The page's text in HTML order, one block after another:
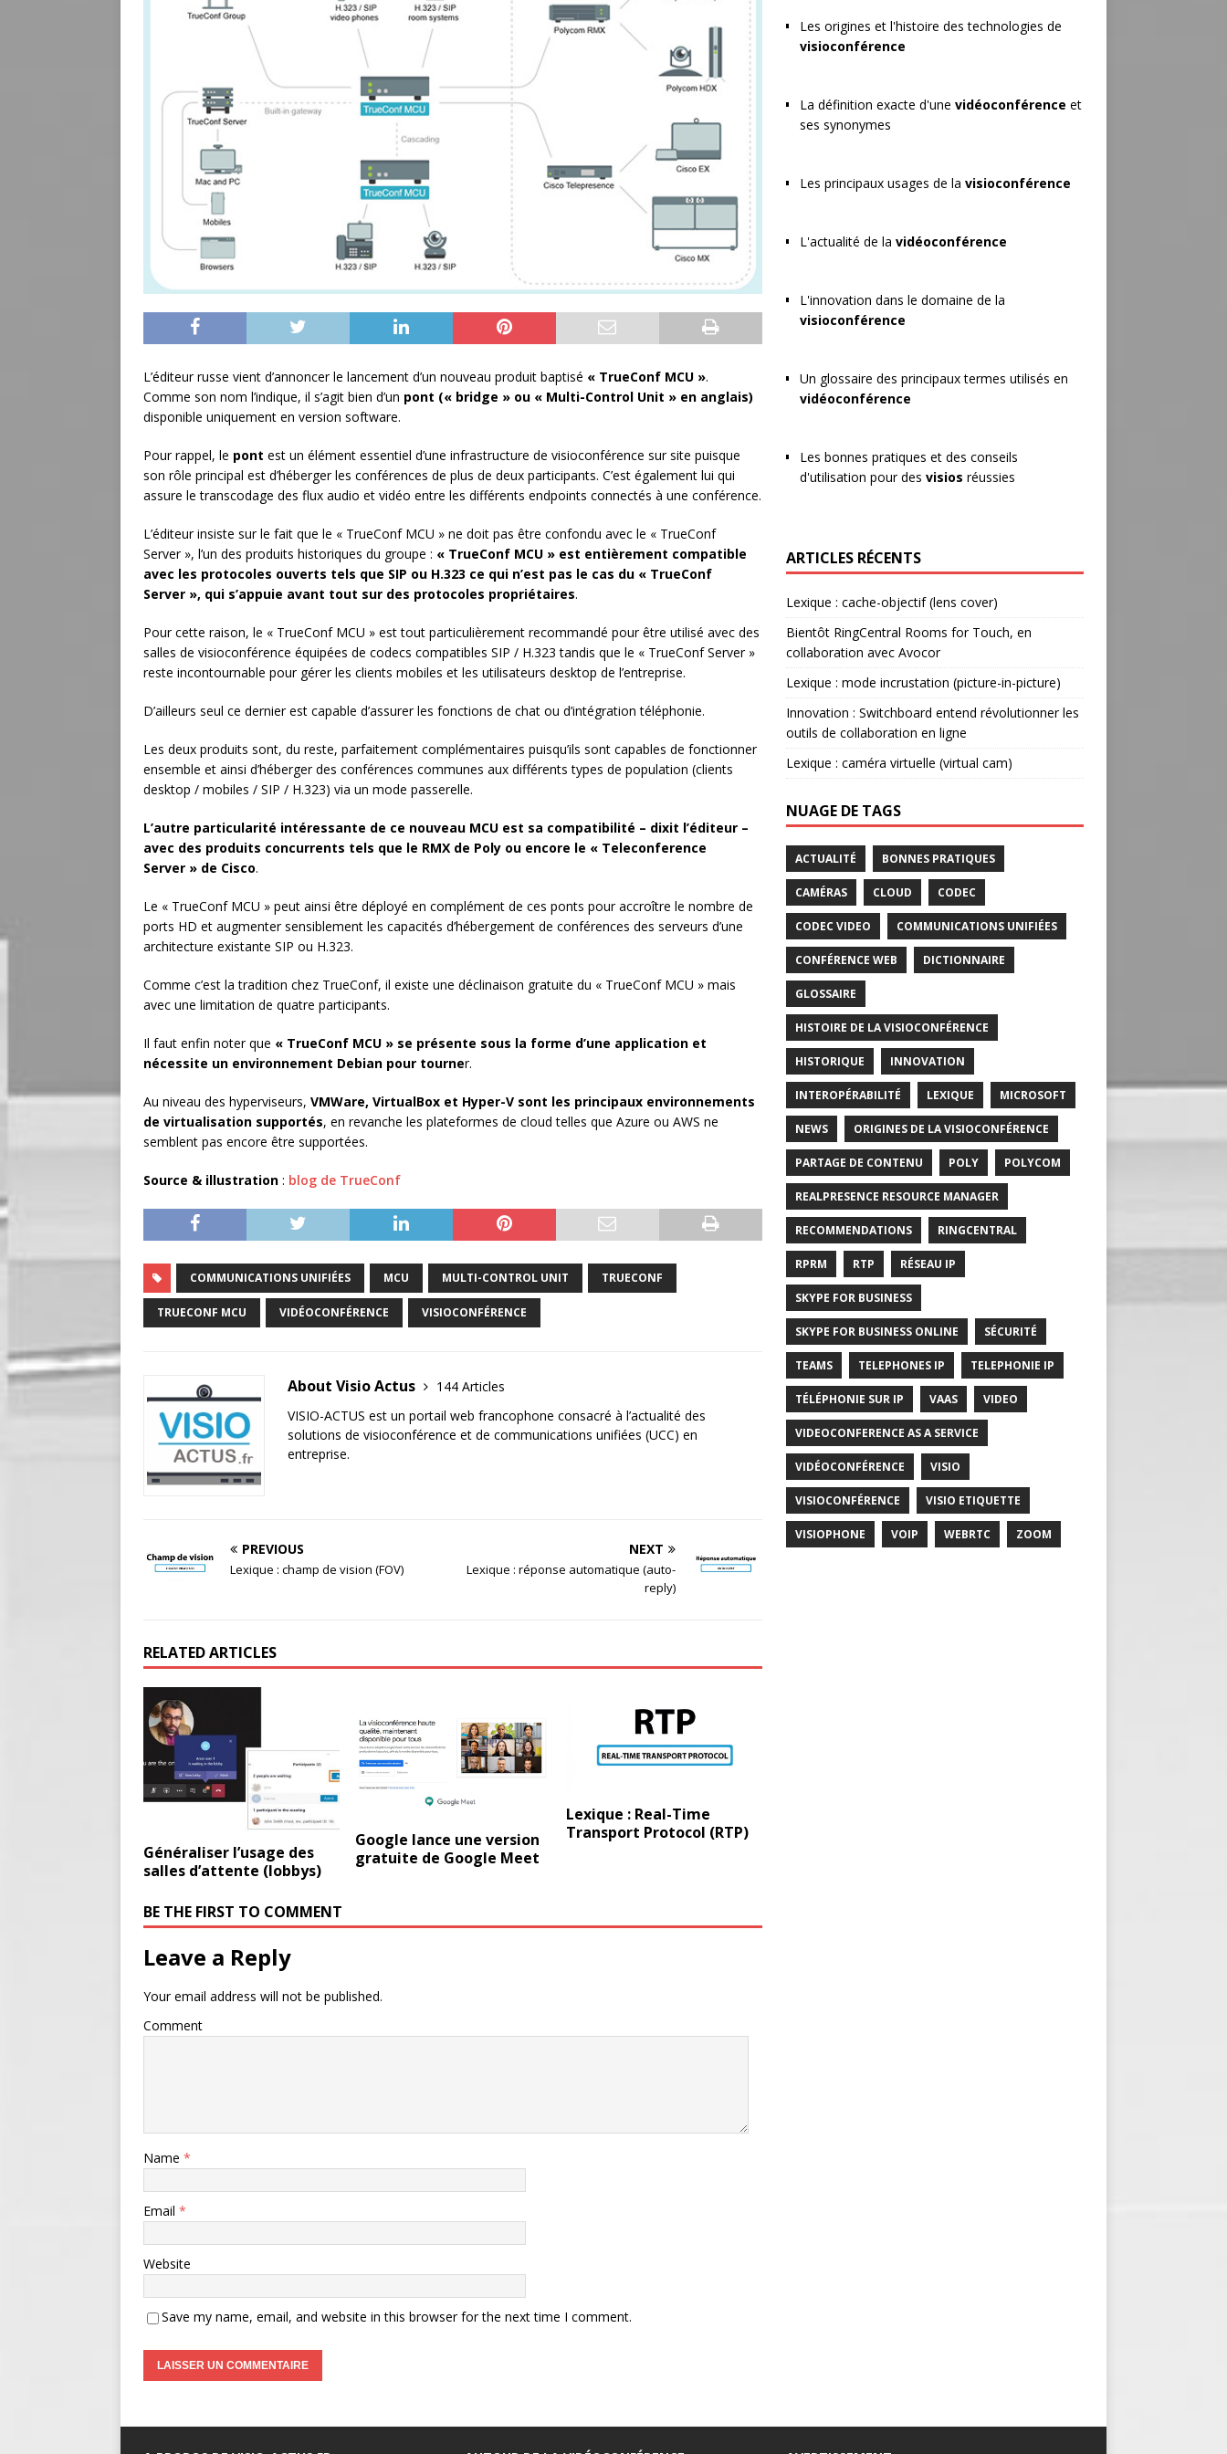
L’éditeur russe vient d’annoncer le lancement d’un nouveau produit baptisé « TrueConf MCU ».
Comme son nom l’indique, il s’agit bien d’un pont (« bridge » ou « Multi-Control Unit » en anglais)
disponible uniquement en version software.
Pour rappel, le pont est un élément essentiel d’une infrastructure de visioconférence sur site puisque
son rôle principal est d’héberger les conférences de plus de deux participants. C’est également lui qui
assure le transcodage des flux audio et vidéo entre les différents endpoints connectés à une conférence.
L’éditeur insiste sur le fait que le « TrueConf MCU » ne doit pas être confondu avec le « TrueConf
Server », l’un des produits historiques du groupe : « TrueConf MCU » est entièrement compatible
avec les protocoles ouverts tels que SIP ou H.323 ce qui n’est pas le cas du « TrueConf
Server », qui s’appuie avant tout sur des protocoles propriétaires.
Pour cette raison, le « TrueConf MCU » est tout particulièrement recommandé pour être utilisé avec des
salles de visioconférence équipées de codecs compatibles SIP / H.323 tandis que le « TrueConf Server »
reste incontournable pour gérer les clients mobiles et les utilisateurs desktop de l’entreprise.
D’ailleurs seul ce dernier est capable d’assurer les fonctions de chat ou d’intégration téléphonie.
Les deux produits sont, du reste, parfaitement complémentaires puisqu’ils sont capables de fonctionner
ensemble et ainsi d’héberger des conférences communes aux différents types de population (clients
desktop / mobiles / SIP / H.323) via un mode passerelle.
L’autre particularité intéressante de ce nouveau MCU est sa compatibilité – dixit l’éditeur –
avec des produits concurrents tels que le RMX de Poly ou encore le « Teleconference
Server » de Cisco.
Le « TrueConf MCU » peut ainsi être déployé en complément de ces ponts pour accroître le nombre de
ports HD et augmenter sensiblement les capacités d’hébergement de conférences des serveurs d’une
architecture existante SIP ou H.323.
Comme c’est la tradition chez TrueConf, il existe une déclinaison gratuite du « TrueConf MCU » mais
avec une limitation de quatre participants.
Il faut enfin noter que « TrueConf MCU » se présente sous la forme d’une application et
nécessite un environnement Debian pour tourner.
Au niveau des hyperviseurs, VMWare, VirtualBox et Hyper-V sont les principaux environnements
de virtualisation supportés, en revanche les plateformes de cloud telles que Azure ou AWS ne
semblent pas encore être supportées.
Source & illustration : blog de TrueConf
COMMUNICATIONS UNIFIÉES MCU MULTI-CONTROL UNIT TRUECONF
TRUECONF MCU VIDÉOCONFÉRENCE VISIOCONFÉRENCE
About Visio Actus
144 Articles
VISIO-ACTUS est un portail web francophone consacré à l’actualité des
solutions de visioconférence et de communications unifiées (UCC) en
entreprise.
PREVIOUS
Lexique : champ de vision (FOV)
NEXT
Lexique : réponse automatique (auto-
reply)
RELATED ARTICLES
Généraliser l’usage des
salles d’attente (lobbys)
Google lance une version
gratuite de Google Meet
Lexique : Real-Time
Transport Protocol (RTP)
BE THE FIRST TO COMMENT
Leave a Reply
Your email address will not be published.
Comment
Name *
Email *
Website
Save my name, email, and website in this browser for the next time I comment.
Les origines et l'histoire des technologies de
visioconférence
La définition exacte d'une vidéoconférence et
ses synonymes
Les principaux usages de la visioconférence
L'actualité de la vidéoconférence
L'innovation dans le domaine de la
visioconférence
Un glossaire des principaux termes utilisés en
vidéoconférence
Les bonnes pratiques et des conseils
d'utilisation pour des visios réussies
ARTICLES RÉCENTS
Lexique : cache-objectif (lens cover)
Bientôt RingCentral Rooms for Touch, en
collaboration avec Avocor
Lexique : mode incrustation (picture-in-picture)
Innovation : Switchboard entend révolutionner les
outils de collaboration en ligne
Lexique : caméra virtuelle (virtual cam)
NUAGE DE TAGS
ACTUALITÉ BONNES PRATIQUES
CAMÉRAS CLOUD CODEC
CODEC VIDEO COMMUNICATIONS UNIFIÉES
CONFÉRENCE WEB DICTIONNAIRE
GLOSSAIRE
HISTOIRE DE LA VISIOCONFÉRENCE
HISTORIQUE INNOVATION
INTEROPÉRABILITÉ LEXIQUE MICROSOFT
NEWS ORIGINES DE LA VISIOCONFÉRENCE
PARTAGE DE CONTENU POLY POLYCOM
REALPRESENCE RESOURCE MANAGER
RECOMMENDATIONS RINGCENTRAL
RPRM RTP RÉSEAU IP
SKYPE FOR BUSINESS
SKYPE FOR BUSINESS ONLINE SÉCURITÉ
TEAMS TELEPHONES IP TELEPHONIE IP
TÉLÉPHONIE SUR IP VAAS VIDEO
VIDEOCONFERENCE AS A SERVICE
VIDÉOCONFÉRENCE VISIO
VISIOCONFÉRENCE VISIO ETIQUETTE
VISIOPHONE VOIP WEBRTC ZOOM